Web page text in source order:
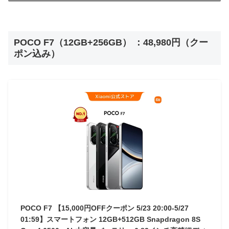
POCO F7（12GB+256GB） ：48,980円（クー
ポン込み）
POCO F7 【15,000円OFFクーポン 5/23 20:00-5/27
01:59】スマートフォン 12GB+512GB Snapdragon 8S